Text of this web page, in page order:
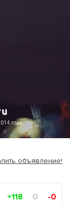
года.
объявление!
+118 0 -0